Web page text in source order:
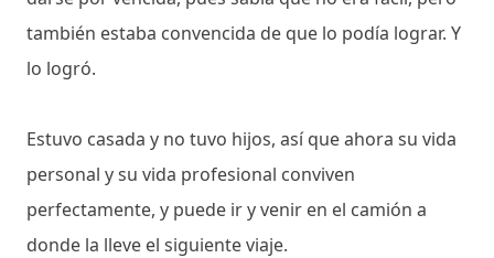
también estaba convencida de que lo podía lograr. Y
lo logró.
Estuvo casada y no tuvo hijos, así que ahora su vida
personal y su vida profesional conviven
perfectamente, y puede ir y venir en el camión a
donde la lleve el siguiente viaje.